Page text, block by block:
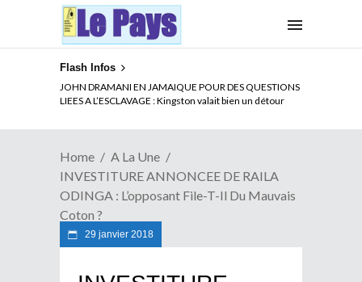
Flash Infos
JOHN DRAMANI EN JAMAIQUE POUR DES QUESTIONS
LIEES A L’ESCLAVAGE : Kingston valait bien un détour
ELECTION DE TALON A LA TETE DU SENAT BENINOIS :
Quand Patrice quitte le pouvoir sans partir !
Home
A La Une
INVESTITURE ANNONCEE DE RAILA
ODINGA : L’opposant File-T-Il Du Mauvais
Coton ?
29 janvier 2018